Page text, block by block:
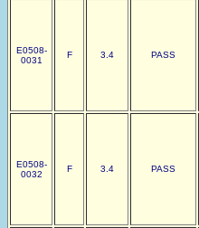
E0508-
0031
F 3.4 PASS
E0508-
0032
F 3.4 PASS